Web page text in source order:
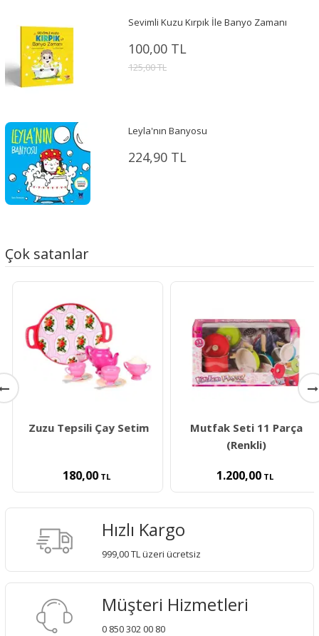
Sevimli Kuzu Kırpık İle Banyo Zamanı
100,00 TL
125,00 TL
Leyla'nın Banyosu
224,90 TL
Çok satanlar
Zuzu Tepsili Çay Setim
180,00TL
Mutfak Seti 11 Parça
(Renkli)
1.200,00TL
Hızlı Kargo
999,00 TL üzeri ücretsiz
Müşteri Hizmetleri
0 850 302 00 80